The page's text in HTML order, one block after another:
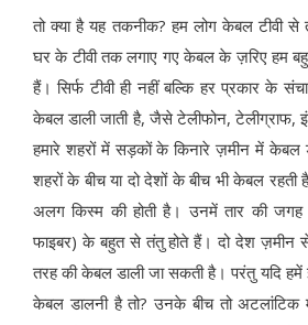
तो क्या है यह तकनीक? हम लोग केबल टीवी से
घर के टीवी तक लगाए गए केबल के ज़रिए हम
हैं। सिर्फ टीवी ही नहीं बल्कि हर प्रकार के
केबल डाली जाती है, जैसे टेलीफोन,
हमारे शहरों में सड़कों के किनारे ज़मीन में केबल
शहरों के बीच या दो देशों के बीच भी केबल
अलग किस्म की होती है। उनमें तार की जगह
फाइबर) के बहुत से तंतु होते हैं। दो देश ज़मीन
तरह की केबल डाली जा सकती है। परंतु यदि
केबल डालनी है तो? उनके बीच तो